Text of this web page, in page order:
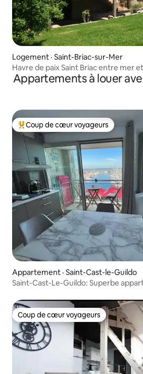
Logement · Saint-Briac-sur-Mer
Havre de paix Saint Briac entre mer
Appartements à louer
Coup de cœur voyageurs parmi les
Coup de cœur voyageurs
Appartement · Saint-Cast-le-Guildo
Saint-Cast-Le-Guildo: Superbe
Coup de cœur voyageurs
Coup de cœur voyageurs